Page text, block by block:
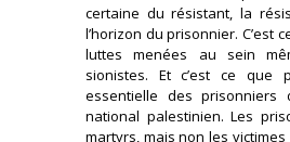
certaine du résistant, la
l’horizon du prisonnier. C’est
luttes menées au sein
sionistes. Et c’est ce que
essentielle des prisonniers
national palestinien. Les
martyrs, mais non les